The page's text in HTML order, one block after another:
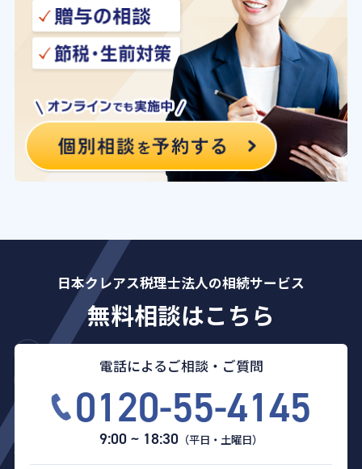
日本クレアス税理士法人の相続サービス
無料相談はこちら
電話によるご相談・ご質問
0120-55-4145
9:00 ~ 18:30 （平日・土曜日）